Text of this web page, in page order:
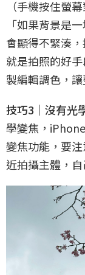
（手機按住螢
「如果背景是
會顯得不緊湊
就是拍照的好
製編輯調色，
技巧3｜沒有光
學變焦，
變焦功能，要
近拍攝主體，